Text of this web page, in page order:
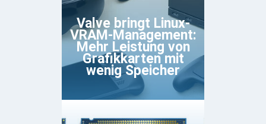
Valve bringt Linux-
VRAM-Management:
Mehr Leistung von
Grafikkarten mit
wenig Speicher